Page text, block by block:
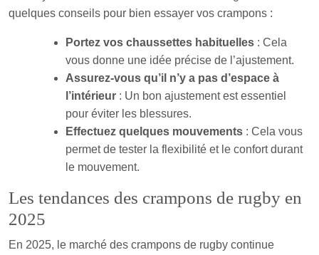
quelques conseils pour bien essayer vos crampons :
Portez vos chaussettes habituelles : Cela
vous donne une idée précise de l’ajustement.
Assurez-vous qu’il n’y a pas d’espace à
l’intérieur : Un bon ajustement est essentiel
pour éviter les blessures.
Effectuez quelques mouvements : Cela vous
permet de tester la flexibilité et le confort durant
le mouvement.
Les tendances des crampons de rugby en
2025
En 2025, le marché des crampons de rugby continue